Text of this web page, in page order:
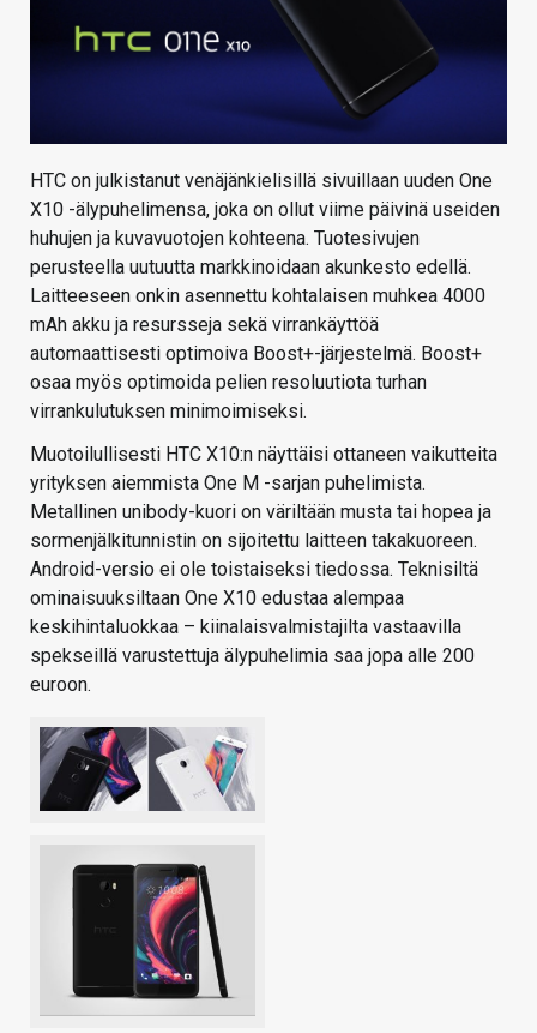
HTC on julkistanut venäjänkielisillä sivuillaan uuden One
X10 -älypuhelimensa, joka on ollut viime päivinä useiden
huhujen ja kuvavuotojen kohteena. Tuotesivujen
perusteella uutuutta markkinoidaan akunkesto edellä.
Laitteeseen onkin asennettu kohtalaisen muhkea 4000
mAh akku ja resursseja sekä virrankäyttöä
automaattisesti optimoiva Boost+-järjestelmä. Boost+
osaa myös optimoida pelien resoluutiota turhan
virrankulutuksen minimoimiseksi.
Muotoilullisesti HTC X10:n näyttäisi ottaneen vaikutteita
yrityksen aiemmista One M -sarjan puhelimista.
Metallinen unibody-kuori on väriltään musta tai hopea ja
sormenjälkitunnistin on sijoitettu laitteen takakuoreen.
Android-versio ei ole toistaiseksi tiedossa. Teknisiltä
ominaisuuksiltaan One X10 edustaa alempaa
keskihintaluokkaa – kiinalaisvalmistajilta vastaavilla
spekseillä varustettuja älypuhelimia saa jopa alle 200
euroon.